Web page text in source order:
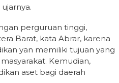
perguruan tinggi,
Barat, kata Abrar, karena
yan memiliki tujuan yang
Kemudian,
aset bagi daerah